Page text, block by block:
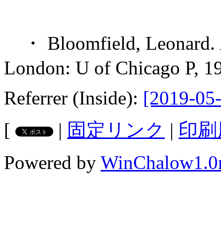
・ Bloomfield, Leonard.
London: U of Chicago P,
Referrer (Inside): [2019-
[
| 固定リンク | 印
Powered by